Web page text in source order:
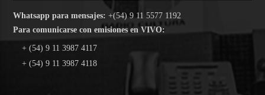
Whatsapp para mensajes: +(54) 9 11 5577 1192
Para comunicarse con emisiones en VIVO:
+ (54) 9 11 3987 4117
+ (54) 9 11 3987 4118